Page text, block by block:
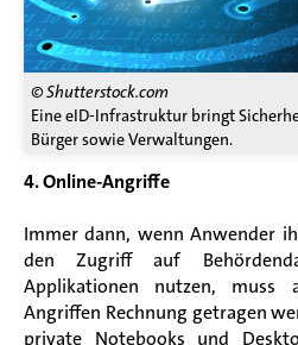
© Shutterstock.com
Eine eID-Infrastruktur bringt
Bürger sowie Verwaltungen.
4. Online-Angriffe
Immer dann, wenn Anwender
den Zugriff auf
Applikationen nutzen, muss
Angriffen Rechnung getragen
private Notebooks und